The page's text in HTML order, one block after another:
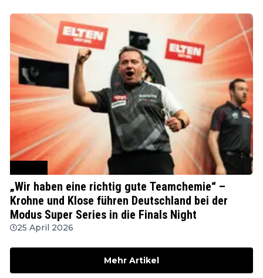
„Wir haben eine richtig gute Teamchemie“ –
Krohne und Klose führen Deutschland bei der
Modus Super Series in die Finals Night
25 April 2026
Mehr Artikel